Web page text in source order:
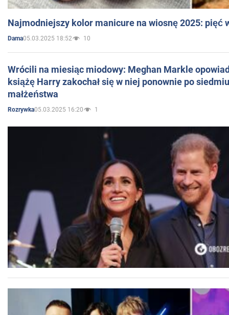
Najmodniejszy kolor manicure na wiosnę 2025: pięć
Dama05.03.2025 18:52 10
Wrócili na miesiąc miodowy: Meghan Markle
książę Harry zakochał się w niej ponownie po
małżeństwa
Rozrywka05.03.2025 16:20 1